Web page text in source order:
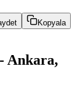
Kopyala
Ankara,